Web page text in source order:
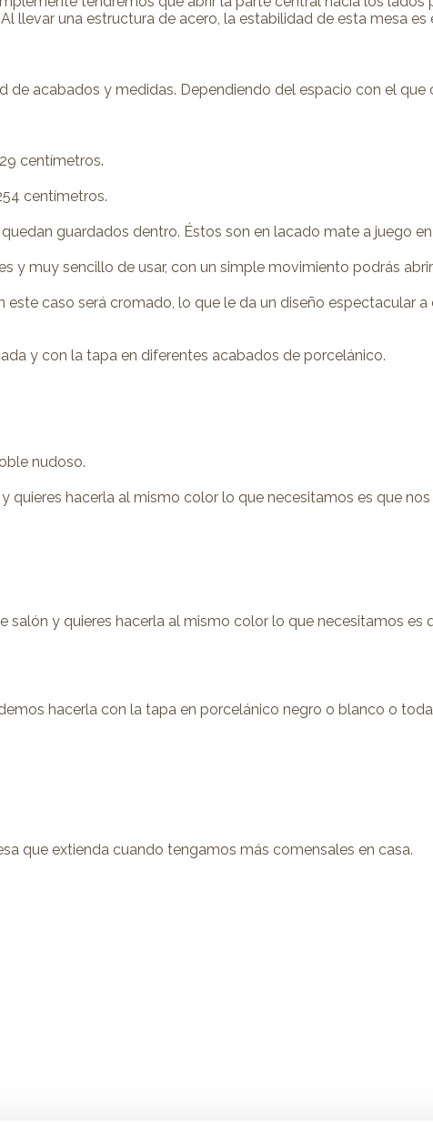
llevar una estructura de acero, la estabilidad de esta mesa es
acabados y medidas. Dependiendo del espacio con el que
centímetros.
centímetros.
guardados dentro. Éstos son en lacado mate a juego
y muy sencillo de usar, con un simple movimiento podrás
caso será cromado, lo que le da un diseño espectacular
y con la tapa en diferentes acabados de porcelánico.
nudoso.
quieres hacerla al mismo color lo que necesitamos es que
y quieres hacerla al mismo color lo que necesitamos es
hacerla con la tapa en porcelánico negro o blanco o
que extienda cuando tengamos más comensales en casa.